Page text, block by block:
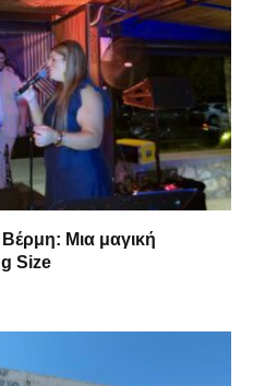
Μια μαγική
Size